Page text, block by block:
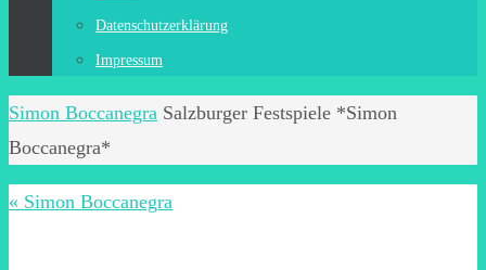
Datenschutzerklärung
Impressum
Start
Simon Boccanegra Salzburger Festspiele *Simon
Boccanegra*
« Simon Boccanegra